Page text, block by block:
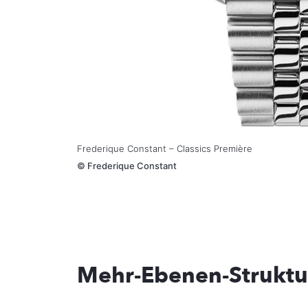
Frederique Constant – Classics Première
© Frederique Constant
Mehr-Ebenen-